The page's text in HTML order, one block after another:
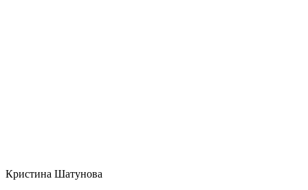
Кристина Шатунова